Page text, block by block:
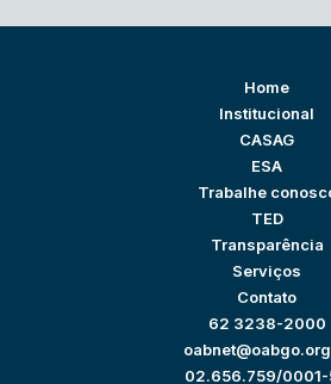
Home
Institucional
CASAG
ESA
Trabalhe
TED
Transparência
Serviços
Contato
62 3238-2000
02.656.759/0001-